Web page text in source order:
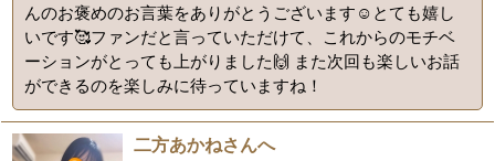
んのお褒めのお言葉をありがとうございます☺️とても嬉し
いです🥰ファンだと言っていただけて、これからのモチベ
ーションがとっても上がりました🙌 また次回も楽しいお話
ができるのを楽しみに待っていますね！
二方あかねさんへ